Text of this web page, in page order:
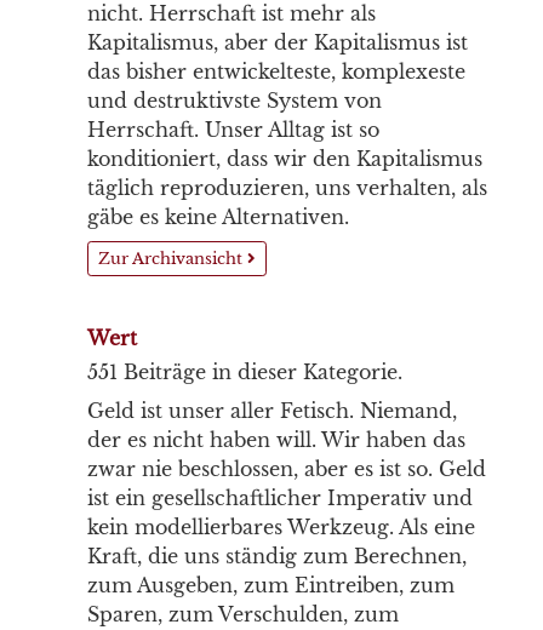
nicht. Herrschaft ist mehr als
Kapitalismus, aber der Kapitalismus ist
das bisher entwickelteste, komplexeste
und destruktivste System von
Herrschaft. Unser Alltag ist so
konditioniert, dass wir den Kapitalismus
täglich reproduzieren, uns verhalten, als
gäbe es keine Alternativen.
Zur Archivansicht
Wert
551 Beiträge in dieser Kategorie.
Geld ist unser aller Fetisch. Niemand,
der es nicht haben will. Wir haben das
zwar nie beschlossen, aber es ist so. Geld
ist ein gesellschaftlicher Imperativ und
kein modellierbares Werkzeug. Als eine
Kraft, die uns ständig zum Berechnen,
zum Ausgeben, zum Eintreiben, zum
Sparen, zum Verschulden, zum